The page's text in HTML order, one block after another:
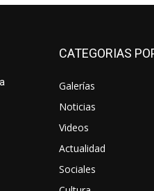
CATEGORIAS
Galerías
Noticias
Videos
Actualidad
Sociales